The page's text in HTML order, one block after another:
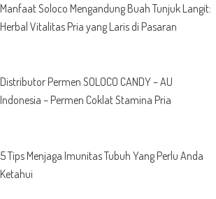
Manfaat Soloco Mengandung Buah Tunjuk Langit:
Herbal Vitalitas Pria yang Laris di Pasaran
Distributor Permen SOLOCO CANDY – AU
Indonesia – Permen Coklat Stamina Pria
5 Tips Menjaga Imunitas Tubuh Yang Perlu Anda
Ketahui